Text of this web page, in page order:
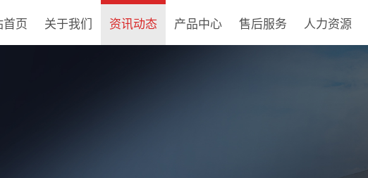
首页 关于我们 资讯动态 产品中心 售后服务 人力资源